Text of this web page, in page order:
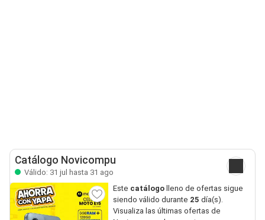
Catálogo Novicompu
Válido: 31 jul hasta 31 ago
Este catálogo lleno de ofertas sigue
siendo válido durante 25 día(s).
Visualiza las últimas ofertas de